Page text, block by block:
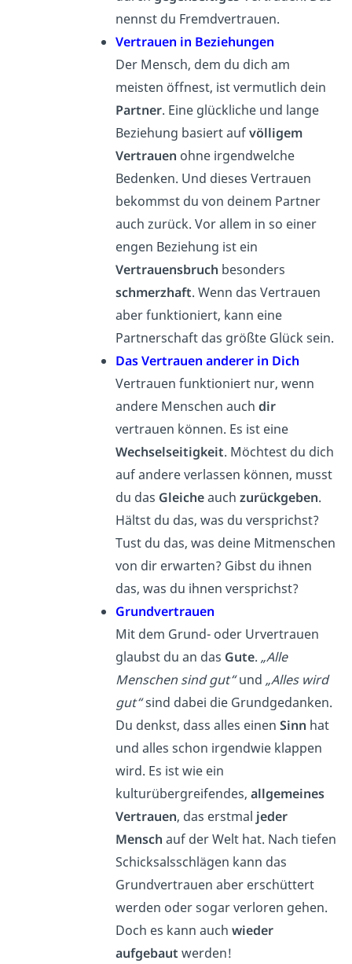
nennst du Fremdvertrauen.
Vertrauen in Beziehungen
Der Mensch, dem du dich am
meisten öffnest, ist vermutlich dein
Partner. Eine glückliche und lange
Beziehung basiert aufvölligem
Vertrauen ohne irgendwelche
Bedenken. Und dieses Vertrauen
bekommst du von deinem Partner
auch zurück. Vor allem in so einer
engen Beziehung ist ein
Vertrauensbruch besonders
schmerzhaft. Wenn das Vertrauen
aber funktioniert, kann eine
Partnerschaft das größte Glück sein.
Das Vertrauen anderer in Dich
Vertrauen funktioniert nur, wenn
andere Menschen auch dir
vertrauen können. Es ist eine
Wechselseitigkeit. Möchtest du dich
auf andere verlassen können, musst
du das Gleicheauch zurückgeben.
Hältst du das, was du versprichst?
Tust du das, was deine Mitmenschen
von dir erwarten? Gibst du ihnen
das, was du ihnen versprichst?
Grundvertrauen
Mit dem Grund- oder Urvertrauen
glaubst du an das Gute. „Alle
Menschen sind gut“und „Alles wird
gut“sind dabei die Grundgedanken.
Du denkst, dass alles einen Sinn hat
und alles schon irgendwie klappen
wird. Es ist wie ein
kulturübergreifendes, allgemeines
Vertrauen, das erstmal jeder
Mensch auf der Welt hat. Nach tiefen
Schicksalsschlägen kann das
Grundvertrauen aber erschüttert
werden oder sogar verloren gehen.
Doch es kann auch wieder
aufgebaut werden!